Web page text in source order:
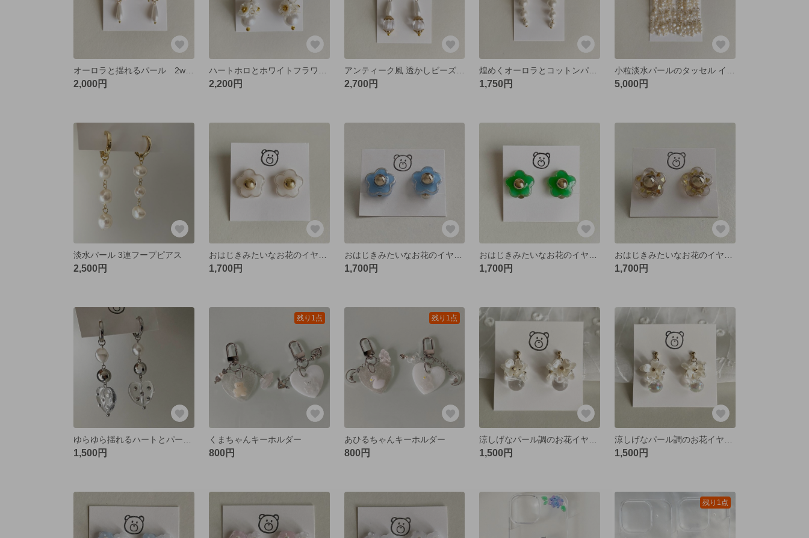
2,000円 2,200円
アンティーク風 透かしビーズとパールの揺れる大ぶりイヤリング/ピアス
2,700円 1,750円 5,000円
淡水パール 3連フープピアス
2,500円 1,700円 1,700円 1,700円 1,700円
1,500円
残り1点
くまちゃんキーホルダー
800円
残り1点
あひるちゃんキーホルダー
800円 1,500円 1,500円
残り1点